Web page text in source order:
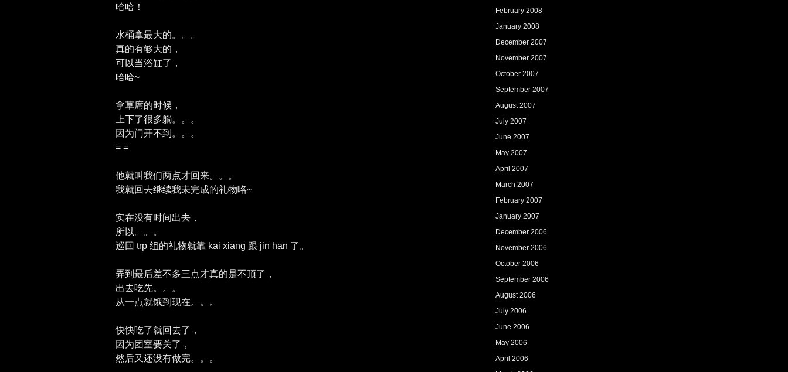
哈哈！
水桶拿最大的。。。
真的有够大的，
可以当浴缸了，
哈哈~
拿草席的时候，
上下了很多躺。。。
因为门开不到。。。
= =
他就叫我们两点才回来。。。
我就回去继续我未完成的礼物咯~
实在没有时间出去，
所以。。。
巡回 trp 组的礼物就靠 kai xiang 跟 jin han 了。
弄到最后差不多三点才真的是不顶了，
出去吃先。。。
从一点就饿到现在。。。
快快吃了就回去了，
因为团室要关了，
然后又还没有做完。。。
February 2008
January 2008
December 2007
November 2007
October 2007
September 2007
August 2007
July 2007
June 2007
May 2007
April 2007
March 2007
February 2007
January 2007
December 2006
November 2006
October 2006
September 2006
August 2006
July 2006
June 2006
May 2006
April 2006